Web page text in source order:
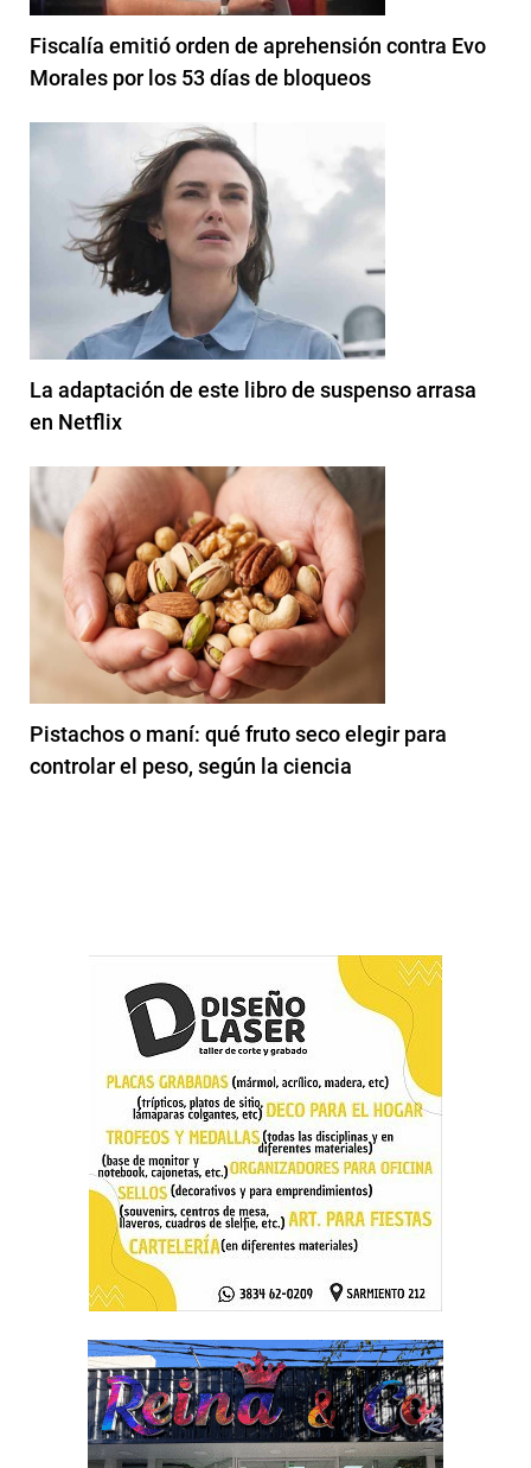
Fiscalía emitió orden de aprehensión contra Evo
Morales por los 53 días de bloqueos
La adaptación de este libro de suspenso arrasa
en Netflix
Pistachos o maní: qué fruto seco elegir para
controlar el peso, según la ciencia